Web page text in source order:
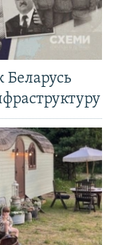
Беларусь